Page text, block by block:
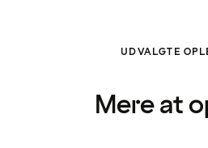
UDVALGTE
Mere at